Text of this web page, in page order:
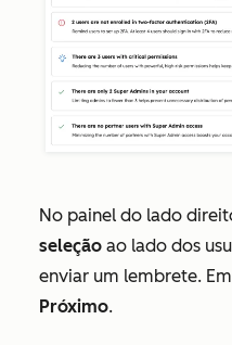
No painel do lado
seleção ao lado dos
enviar um lembrete.
Próximo.